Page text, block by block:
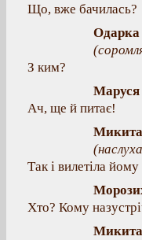
Що, вже бачилась?
Одарка
З ким?
Маруся
Ач, ще й питає!
Микита
Так і вилетіла йому
Хто? Кому
Микита